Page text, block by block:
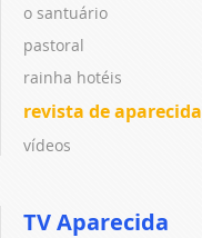
o santuário
pastoral
rainha hotéis
revista de aparecida
vídeos
TV Aparecida